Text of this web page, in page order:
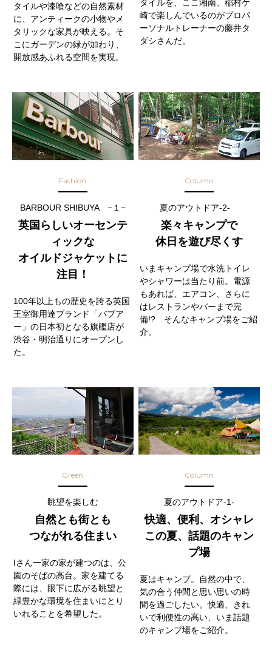
タイルや漆喰などの自然素材
に、アンティークの小物やメ
タリックな家具が映える。そ
こにガーデンの緑が加わり、
開放感あふれる空間を実現。
タイルを、ここ湘南、稲村ケ
崎で楽しんでいるのがプロパ
ーソナルトレーナーの藤井タ
ダシさんだ。
Fashion
BARBOUR SHIBUYA −１−
英国らしいオーセンテ
ィックな
オイルドジャケットに
注目！
100年以上もの歴史を誇る英国
王室御用達ブランド「バブア
ー」の日本初となる旗艦店が
渋谷・明治通りにオープンし
た。
Column
夏のアウトドア-2-
楽々キャンプで
休日を遊び尽くす
いまキャンプ場で水洗トイレ
やシャワーは当たり前。電源
もあれば、エアコン、さらに
はレストランやバーまで完
備!? そんなキャンプ場をご紹
介。
Green
眺望を楽しむ
自然とも街とも
つながれる住まい
Iさん一家の家が建つのは、公
園のそばの高台。家を建てる
際には、眼下に広がる眺望と
緑豊かな環境を住まいにとり
いれることを希望した。
Column
夏のアウトドア-1-
快適、便利、オシャレ
この夏、話題のキャン
プ場
夏はキャンプ。自然の中で、
気の合う仲間と思い思いの時
間を過ごしたい。快適、きれ
いで利便性の高い、いま話題
のキャンプ場をご紹介。